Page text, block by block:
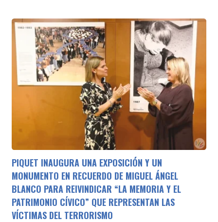
PIQUET INAUGURA UNA EXPOSICIÓN Y UN
MONUMENTO EN RECUERDO DE MIGUEL ÁNGEL
BLANCO PARA REIVINDICAR “LA MEMORIA Y EL
PATRIMONIO CÍVICO” QUE REPRESENTAN LAS
VÍCTIMAS DEL TERRORISMO